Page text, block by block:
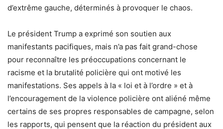
d’extrême gauche, déterminés à provoquer le chaos.
Le président Trump a exprimé son soutien aux
manifestants pacifiques, mais n’a pas fait grand-chose
pour reconnaître les préoccupations concernant le
racisme et la brutalité policière qui ont motivé les
manifestations. Ses appels à la « loi et à l’ordre » et à
l’encouragement de la violence policière ont aliéné même
certains de ses propres responsables de campagne, selon
les rapports, qui pensent que la réaction du président aux